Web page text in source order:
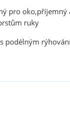
pro
ruky
podélným